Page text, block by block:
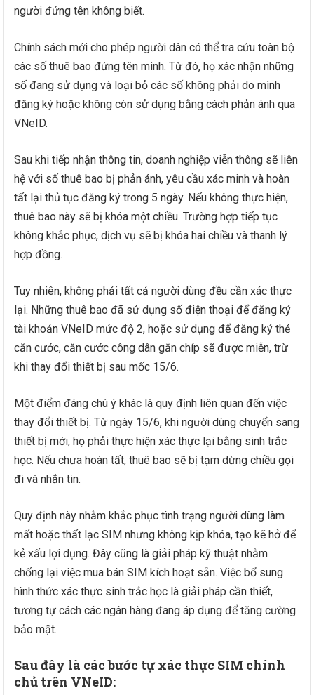
người đứng tên không biết.
Chính sách mới cho phép người dân có thể tra cứu toàn bộ
các số thuê bao đứng tên mình. Từ đó, họ xác nhận những
số đang sử dụng và loại bỏ các số không phải do mình
đăng ký hoặc không còn sử dụng bằng cách phản ánh qua
VNeID.
Sau khi tiếp nhận thông tin, doanh nghiệp viễn thông sẽ liên
hệ với số thuê bao bị phản ánh, yêu cầu xác minh và hoàn
tất lại thủ tục đăng ký trong 5 ngày. Nếu không thực hiện,
thuê bao này sẽ bị khóa một chiều. Trường hợp tiếp tục
không khắc phục, dịch vụ sẽ bị khóa hai chiều và thanh lý
hợp đồng.
Tuy nhiên, không phải tất cả người dùng đều cần xác thực
lại. Những thuê bao đã sử dụng số điện thoại để đăng ký
tài khoản VNeID mức độ 2, hoặc sử dụng để đăng ký thẻ
căn cước, căn cước công dân gắn chíp sẽ được miễn, trừ
khi thay đổi thiết bị sau mốc 15/6.
Một điểm đáng chú ý khác là quy định liên quan đến việc
thay đổi thiết bị. Từ ngày 15/6, khi người dùng chuyển sang
thiết bị mới, họ phải thực hiện xác thực lại bằng sinh trắc
học. Nếu chưa hoàn tất, thuê bao sẽ bị tạm dừng chiều gọi
đi và nhắn tin.
Quy định này nhằm khắc phục tình trạng người dùng làm
mất hoặc thất lạc SIM nhưng không kịp khóa, tạo kẽ hở để
kẻ xấu lợi dụng. Đây cũng là giải pháp kỹ thuật nhằm
chống lại việc mua bán SIM kích hoạt sẵn. Việc bổ sung
hình thức xác thực sinh trắc học là giải pháp cần thiết,
tương tự cách các ngân hàng đang áp dụng để tăng cường
bảo mật.
Sau đây là các bước tự xác thực SIM chính
chủ trên VNeID: